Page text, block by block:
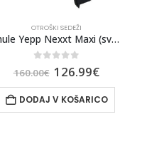
OTROŠKI SEDEŽI
Thule Yepp Nexxt Maxi (svetlo moder)
out of 5
160.00€ 126.99€
DODAJ V KOŠARICO